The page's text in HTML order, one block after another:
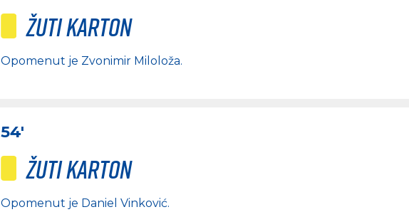
Žuti karton
Opomenut je Zvonimir Miloloža.
54'
Žuti karton
Opomenut je Daniel Vinković.